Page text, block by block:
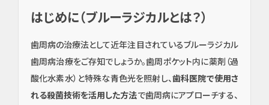
はじめに（ブルーラジカルとは？）
歯周病の治療法として近年注目されているブルーラジカル
歯周病治療をご存知でしょうか。歯周ポケット内に薬剤（過
酸化水素水）と特殊な青色光を照射し、歯科医院で使用さ
れる殺菌技術を活用した方法で歯周病にアプローチする、